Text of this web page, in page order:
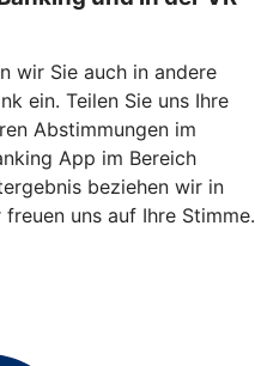
wir Sie auch in andere
ein. Teilen Sie uns Ihre
Abstimmungen im
App im Bereich
beziehen wir in
uns auf Ihre Stimme.